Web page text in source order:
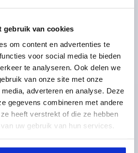
gebruik van cookies
om content en advertenties te
voor social media te bieden
te analyseren. Ook delen we
van onze site met onze
adverteren en analyse. Deze
gegevens combineren met andere
heeft verstrekt of die ze hebben
uw gebruik van hun services.
D1=125 PASSBOHRUNG
SCHWARZ
KOMP:DUROPLAST, GRIFF